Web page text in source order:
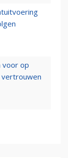
voor op
vertrouwen